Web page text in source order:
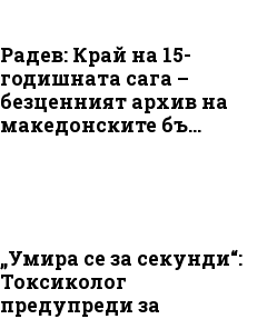
Радев: Край на 15-
годишната сага –
безценният архив на
македонските бъ...
„Умира се за секунди“:
Токсиколог
предупреди за